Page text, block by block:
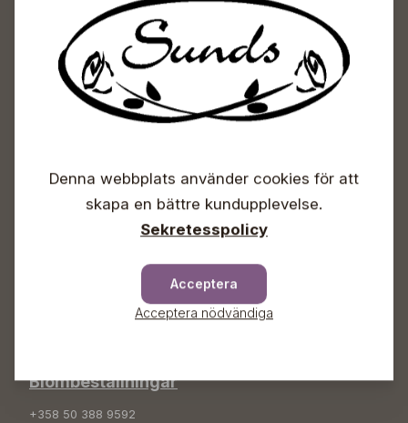
Sunds Trädgårdscenter
Öppet
Info & växel
Sunds Trädgård Ab
Blombeställningar
+358 50 388 9592
Denna webbplats använder cookies för att
skapa en bättre kundupplevelse.
Sekretesspolicy
Acceptera
Acceptera nödvändiga